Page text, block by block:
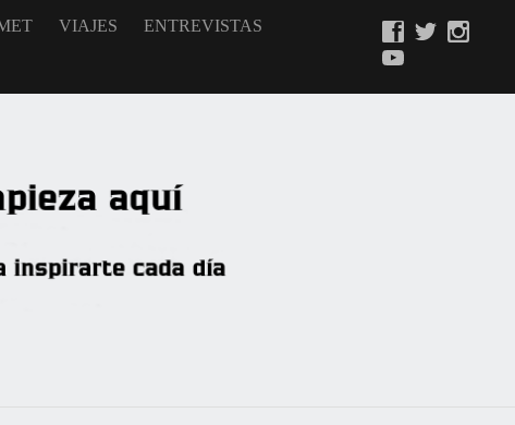
VIAJES ENTREVISTAS